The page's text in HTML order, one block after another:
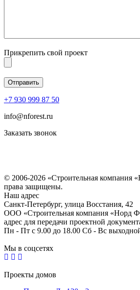
Прикрепить свой проект
+7 930 999 87 50
info@nforest.ru
Заказать звонок
© 2006-2026 «Строительная компания
права защищены.
Наш адрес
​Санкт-Петербург, улица Восстания, 42
ООО «Строительная компания «Норд
адрес для передачи проектной
Пн - Пт с 9.00 до 18.00 Сб - Вс
Мы в соцсетях
Проекты домов